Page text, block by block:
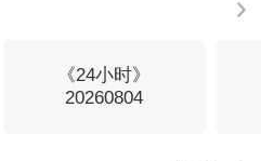
《24小时》
20260804